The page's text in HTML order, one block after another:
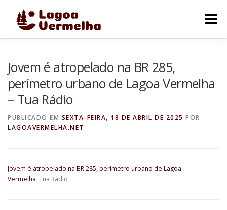
Menu
FALE CONOSCO
Jovem é atropelado na BR 285,
perímetro urbano de Lagoa Vermelha
– Tua Rádio
PUBLICADO EM SEXTA-FEIRA, 18 DE ABRIL DE 2025 POR
LAGOAVERMELHA.NET
Jovem é atropelado na BR 285, perímetro urbano de Lagoa
Vermelha Tua Rádio